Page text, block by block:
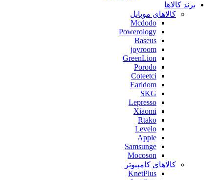
برند کالاها
کالاهای موبایل
Mcdodo
Powerology
Baseus
joyroom
GreenLion
Porodo
Coteetci
Earldom
SKG
Lepresso
Xiaomi
Rtako
Levelo
Apple
Samsunge
Mocoson
کالاهای کامپیوتر
KnetPlus